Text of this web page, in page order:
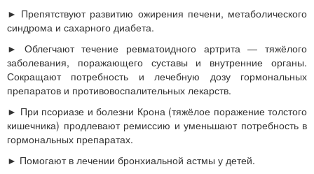
► Препятствуют развитию ожирения печени, метаболического
синдрома и сахарного диабета.
► Облегчают течение ревматоидного артрита — тяжёлого
заболевания, поражающего суставы и внутренние органы.
Сокращают потребность и лечебную дозу гормональных
препаратов и противовоспалительных лекарств.
► При псориазе и болезни Крона (тяжёлое поражение толстого
кишечника) продлевают ремиссию и уменьшают потребность в
гормональных препаратах.
► Помогают в лечении бронхиальной астмы у детей.